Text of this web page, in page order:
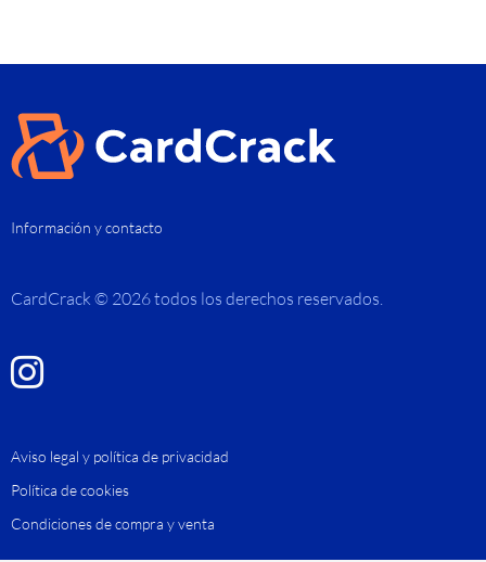
Información y contacto
CardCrack © 2026 todos los derechos reservados.
Aviso legal y política de privacidad
Política de cookies
Condiciones de compra y venta